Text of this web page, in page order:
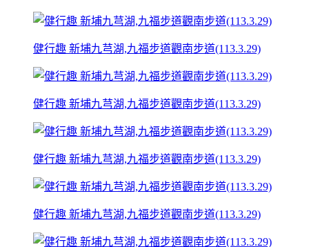
健行趣 新埔九芎湖,九福步道觀南步道(113.3.29)
健行趣 新埔九芎湖,九福步道觀南步道(113.3.29)
健行趣 新埔九芎湖,九福步道觀南步道(113.3.29)
健行趣 新埔九芎湖,九福步道觀南步道(113.3.29)